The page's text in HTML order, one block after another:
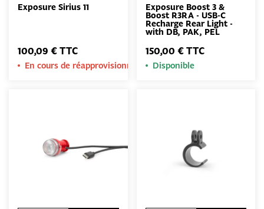
Exposure Sirius 11
100,09 € TTC
En cours de réapprovisionnement
Exposure Boost 3 &
Boost R3RA - USB-C
Recharge Rear Light -
with DB, PAK, PEL
150,00 € TTC
Disponible